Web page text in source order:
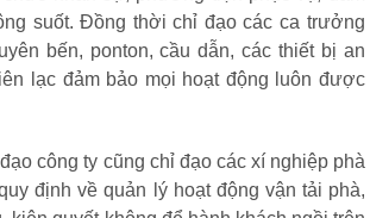
suốt. Đồng thời chỉ đạo các ca trưởng
bến, ponton, cầu dẫn, các thiết bị an
lạc đảm bảo mọi hoạt động luôn được
công ty cũng chỉ đạo các xí nghiệp phà
định về quản lý hoạt động vận tải phà,